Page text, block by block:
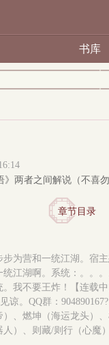
书库
两者之间解说（不喜勿
章节目录
为营和一统江湖。宿
江湖啊。系统：。。
我不要王炸！【连载
谅。QQ群：
、燃坤（海运龙头）
）、则藏/则行（心魔）